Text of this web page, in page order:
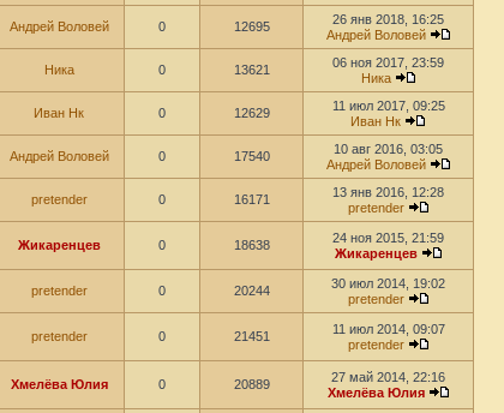
Андрей Воловей 0 12695
26 янв 2018, 16:25
Андрей Воловей
Ника 0 13621
06 ноя 2017, 23:59
Ника
Иван Нк 0 12629
11 июл 2017, 09:25
Иван Нк
Андрей Воловей 0 17540
10 авг 2016, 03:05
Андрей Воловей
pretender 0 16171
13 янв 2016, 12:28
pretender
Жикаренцев 0 18638
24 ноя 2015, 21:59
Жикаренцев
pretender 0 20244
30 июл 2014, 19:02
pretender
pretender 0 21451
11 июл 2014, 09:07
pretender
Хмелёва Юлия 0 20889
27 май 2014, 22:16
Хмелёва Юлия